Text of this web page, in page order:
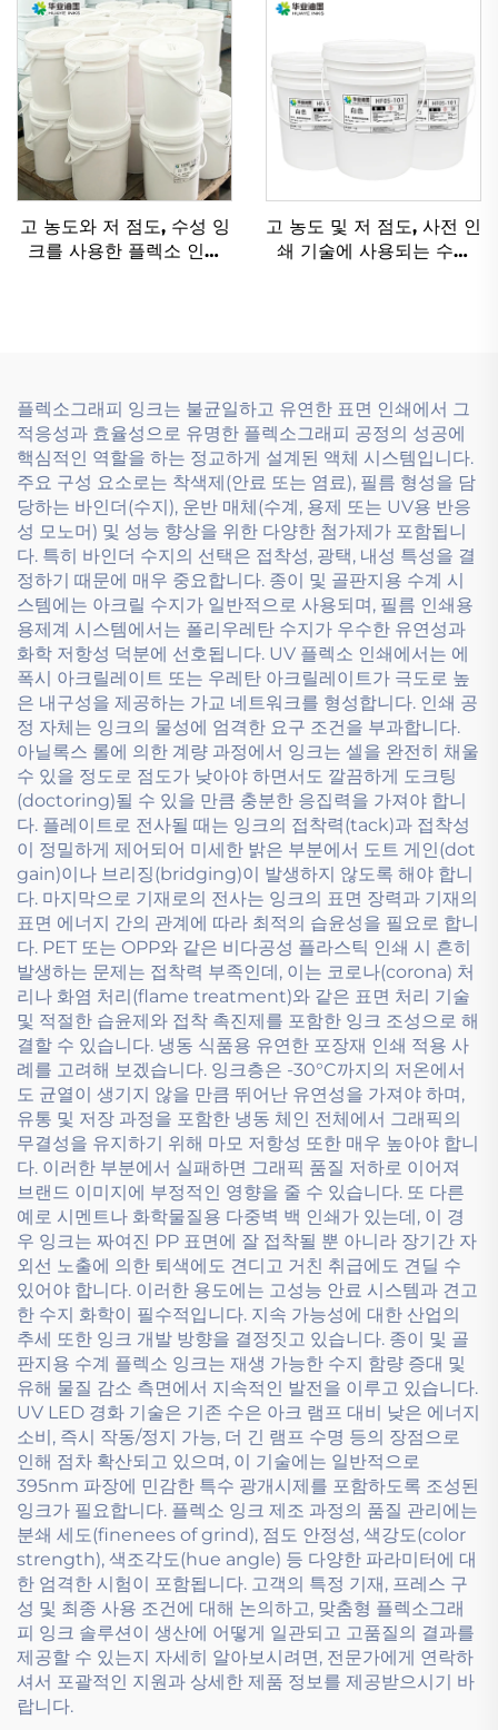
고 농도와 저 점도, 수성 잉
크를 사용한 플렉소 인쇄
고 농도 및 저 점도, 사전 인
쇄 기술에 사용되는 수성
플렉소그래피 잉크는 불균일하고 유연한 표면 인쇄에서 그
적응성과 효율성으로 유명한 플렉소그래피 공정의 성공에
핵심적인 역할을 하는 정교하게 설계된 액체 시스템입니다.
주요 구성 요소로는 착색제(안료 또는 염료), 필름 형성을 담
당하는 바인더(수지), 운반 매체(수계, 용제 또는 UV용 반응
성 모노머) 및 성능 향상을 위한 다양한 첨가제가 포함됩니
다. 특히 바인더 수지의 선택은 접착성, 광택, 내성 특성을 결
정하기 때문에 매우 중요합니다. 종이 및 골판지용 수계 시
스템에는 아크릴 수지가 일반적으로 사용되며, 필름 인쇄용
용제계 시스템에서는 폴리우레탄 수지가 우수한 유연성과
화학 저항성 덕분에 선호됩니다. UV 플렉소 인쇄에서는 에
폭시 아크릴레이트 또는 우레탄 아크릴레이트가 극도로 높
은 내구성을 제공하는 가교 네트워크를 형성합니다. 인쇄 공
정 자체는 잉크의 물성에 엄격한 요구 조건을 부과합니다.
아닐록스 롤에 의한 계량 과정에서 잉크는 셀을 완전히 채울
수 있을 정도로 점도가 낮아야 하면서도 깔끔하게 도크팅
(doctoring)될 수 있을 만큼 충분한 응집력을 가져야 합니
다. 플레이트로 전사될 때는 잉크의 접착력(tack)과 접착성
이 정밀하게 제어되어 미세한 밝은 부분에서 도트 게인(dot
gain)이나 브리징(bridging)이 발생하지 않도록 해야 합니
다. 마지막으로 기재로의 전사는 잉크의 표면 장력과 기재의
표면 에너지 간의 관계에 따라 최적의 습윤성을 필요로 합니
다. PET 또는 OPP와 같은 비다공성 플라스틱 인쇄 시 흔히
발생하는 문제는 접착력 부족인데, 이는 코로나(corona) 처
리나 화염 처리(flame treatment)와 같은 표면 처리 기술
및 적절한 습윤제와 접착 촉진제를 포함한 잉크 조성으로 해
결할 수 있습니다. 냉동 식품용 유연한 포장재 인쇄 적용 사
례를 고려해 보겠습니다. 잉크층은 -30°C까지의 저온에서
도 균열이 생기지 않을 만큼 뛰어난 유연성을 가져야 하며,
유통 및 저장 과정을 포함한 냉동 체인 전체에서 그래픽의
무결성을 유지하기 위해 마모 저항성 또한 매우 높아야 합니
다. 이러한 부분에서 실패하면 그래픽 품질 저하로 이어져
브랜드 이미지에 부정적인 영향을 줄 수 있습니다. 또 다른
예로 시멘트나 화학물질용 다중벽 백 인쇄가 있는데, 이 경
우 잉크는 짜여진 PP 표면에 잘 접착될 뿐 아니라 장기간 자
외선 노출에 의한 퇴색에도 견디고 거친 취급에도 견딜 수
있어야 합니다. 이러한 용도에는 고성능 안료 시스템과 견고
한 수지 화학이 필수적입니다. 지속 가능성에 대한 산업의
추세 또한 잉크 개발 방향을 결정짓고 있습니다. 종이 및 골
판지용 수계 플렉소 잉크는 재생 가능한 수지 함량 증대 및
유해 물질 감소 측면에서 지속적인 발전을 이루고 있습니다.
UV LED 경화 기술은 기존 수은 아크 램프 대비 낮은 에너지
소비, 즉시 작동/정지 가능, 더 긴 램프 수명 등의 장점으로
인해 점차 확산되고 있으며, 이 기술에는 일반적으로
395nm 파장에 민감한 특수 광개시제를 포함하도록 조성된
잉크가 필요합니다. 플렉소 잉크 제조 과정의 품질 관리에는
분쇄 세도(finenees of grind), 점도 안정성, 색강도(color
strength), 색조각도(hue angle) 등 다양한 파라미터에 대
한 엄격한 시험이 포함됩니다. 고객의 특정 기재, 프레스 구
성 및 최종 사용 조건에 대해 논의하고, 맞춤형 플렉소그래
피 잉크 솔루션이 생산에 어떻게 일관되고 고품질의 결과를
제공할 수 있는지 자세히 알아보시려면, 전문가에게 연락하
셔서 포괄적인 지원과 상세한 제품 정보를 제공받으시기 바
랍니다.